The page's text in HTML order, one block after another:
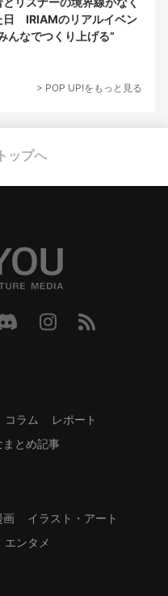
日 IRIAMのリアルイベン
んなでつくり上げる”
> POP UP!をもっと見る
ップへ
コラム
レポート
まとめ記事
画
イラスト・アート
エンタメ